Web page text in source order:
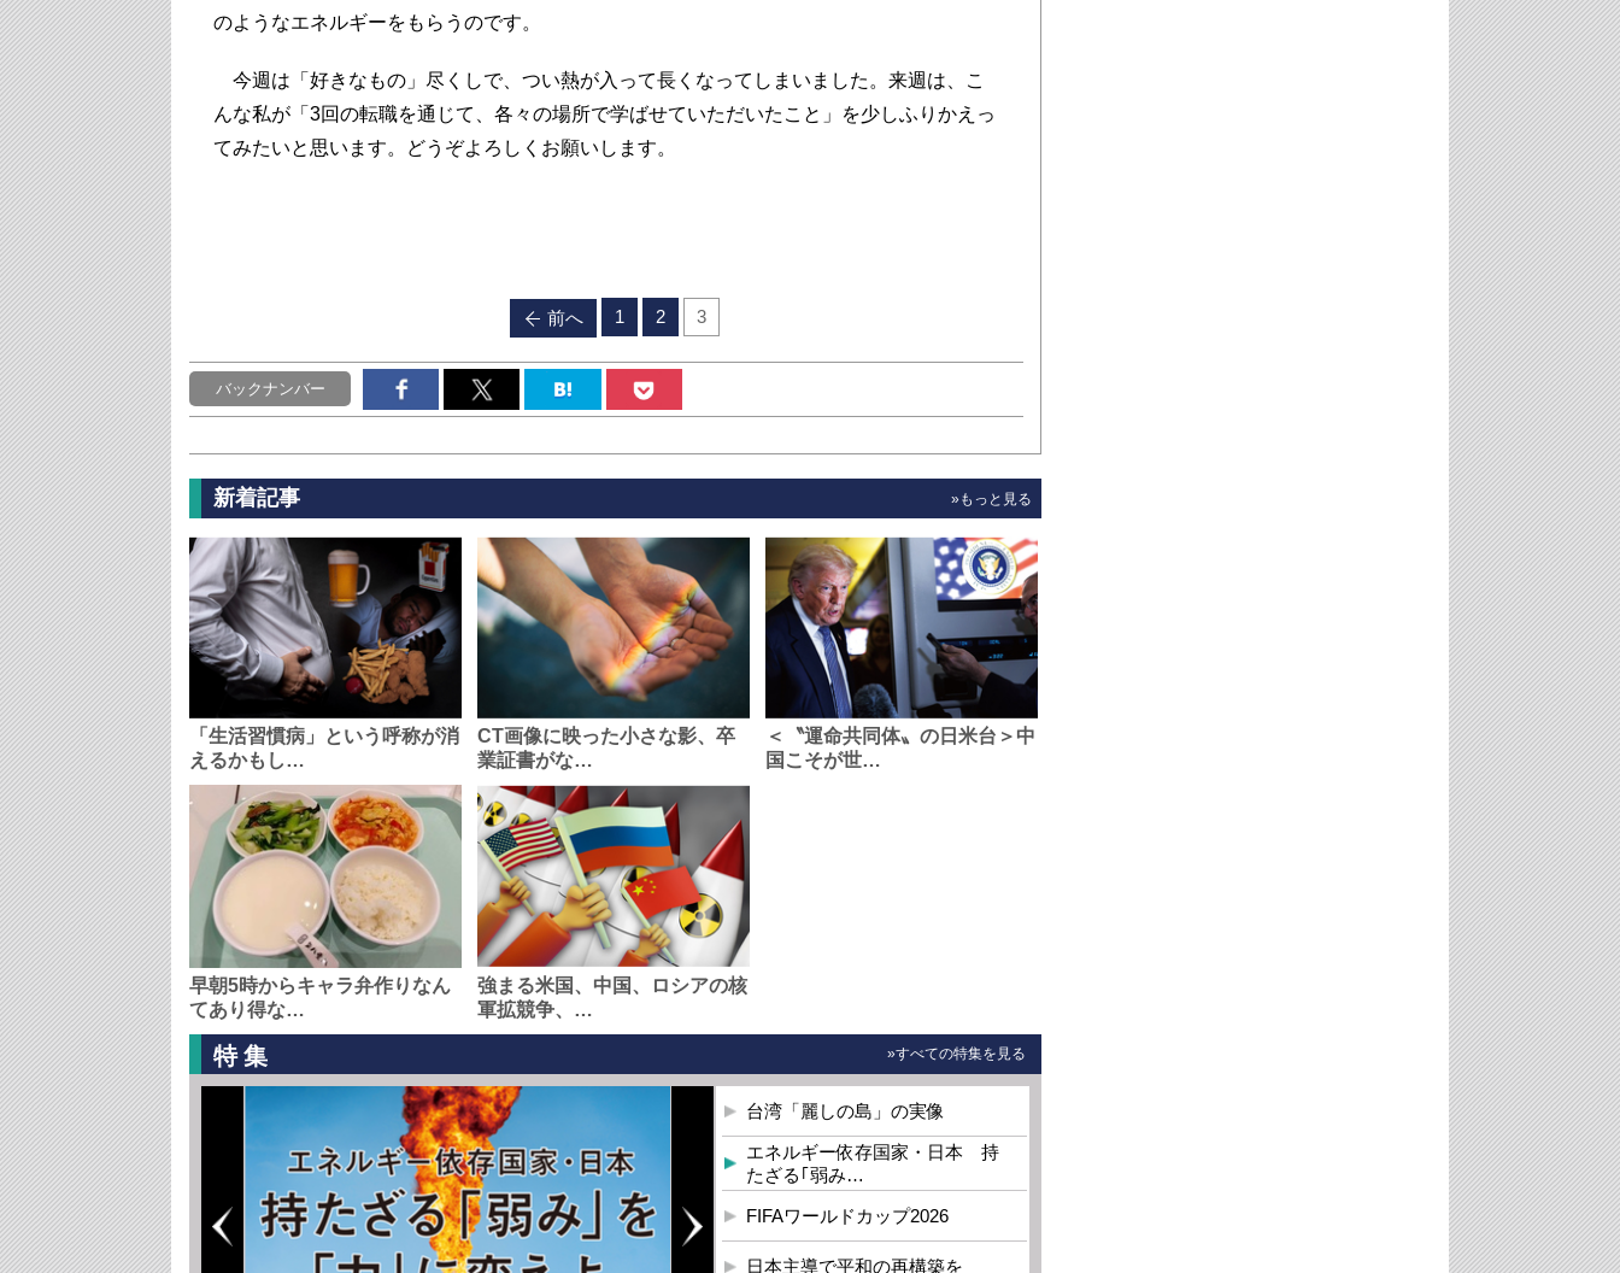
のようなエネルギーをもらうのです。
今週は「好きなもの」尽くしで、つい熱が入って長くなってしまいました。来週は、こ
んな私が「3回の転職を通じて、各々の場所で学ばせていただいたこと」を少しふりかえっ
てみたいと思います。どうぞよろしくお願いします。
前へ 1 2 3
バックナンバー
新着記事 »もっと見る
「生活習慣病」という呼称が消
えるかもし…
CT画像に映った小さな影、卒
業証書がな…
＜〝運命共同体〟の日米台＞中
国こそが世…
早朝5時からキャラ弁作りなん
てあり得な…
強まる米国、中国、ロシアの核
軍拡競争、…
特集 »すべての特集を見る
台湾「麗しの島」の実像
エネルギー依存国家・日本 持
たざる｢弱み…
FIFAワールドカップ2026
日本主導で平和の再構築を